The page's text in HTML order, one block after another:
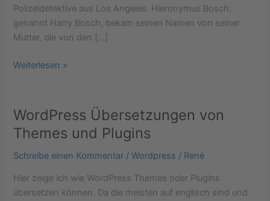
Polizeidetektive aus Los Angeles. Hieronymus Bosch,
genannt Harry Bosch, bekam seinen Namen von seiner
Mutter, die von den […]
Weiterlesen »
WordPress Übersetzungen von
Themes und Plugins
Schreibe einen Kommentar /Wordpress / René
Hier zeige ich wie WordPress Themes oder Plugins
übersetzen können. Da die meisten auf englisch sind und
WordPress
Übersetzungen
von
Themes